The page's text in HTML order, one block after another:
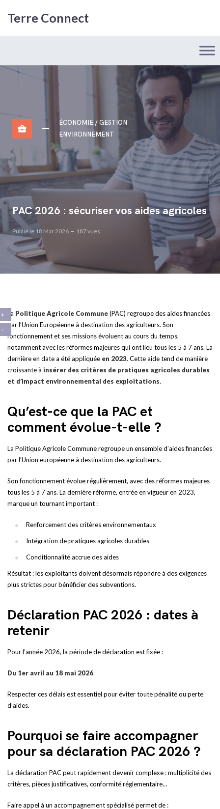
Terre Connect
business_center
ÉCONOMIE / GESTION
ENVIRONNEMENT
PAC 2026 : sécuriser vos aides agricoles
Publié le 18 Mar 2026 187 vues
La Politique Agricole Commune(PAC) regroupe des aides financées
par l’Union Européenne à destination des agriculteurs. Son
fonctionnement et ses missions évoluent au cours du temps,
notamment avec les réformes majeures qui ont lieu tous les 5 à 7 ans. La
dernière en date a été appliquée en 2023. Cette aide tend de manière
croissante à insérer des critères de pratiques agricoles durables
et d’impact environnemental des exploitations.
Qu’est-ce que la PAC et
comment évolue-t-elle ?
La Politique Agricole Commune regroupe un ensemble d’aides financées
par l’Union européenne à destination des agriculteurs.
Son fonctionnement évolue régulièrement, avec des réformes majeures
tous les 5 à 7 ans. La dernière réforme, entrée en vigueur en 2023,
marque un tournant important :
Renforcement des critères environnementaux
Intégration de pratiques agricoles durables
Conditionnalité accrue des aides
Résultat : les exploitants doivent désormais répondre à des exigences
plus strictes pour bénéficier des subventions.
Déclaration PAC 2026 : dates à
retenir
Pour l’année 2026, la période de déclaration est fixée :
Du 1er avril au 18 mai 2026
Respecter ces délais est essentiel pour éviter toute pénalité ou perte
d’aides.
Pourquoi se faire accompagner
pour sa déclaration PAC 2026 ?
La déclaration PAC peut rapidement devenir complexe : multiplicité des
critères, pièces justificatives, conformité réglementaire…
Faire appel à un accompagnement spécialisé permet de :